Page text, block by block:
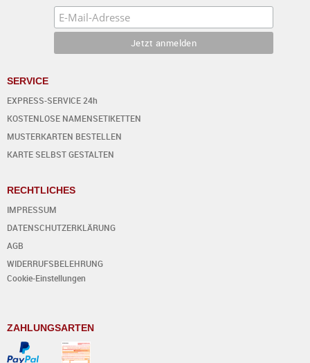
SERVICE
EXPRESS-SERVICE 24h
KOSTENLOSE NAMENSETIKETTEN
MUSTERKARTEN BESTELLEN
KARTE SELBST GESTALTEN
RECHTLICHES
IMPRESSUM
DATENSCHUTZERKLÄRUNG
AGB
WIDERRUFSBELEHRUNG
Cookie-Einstellungen
ZAHLUNGSARTEN